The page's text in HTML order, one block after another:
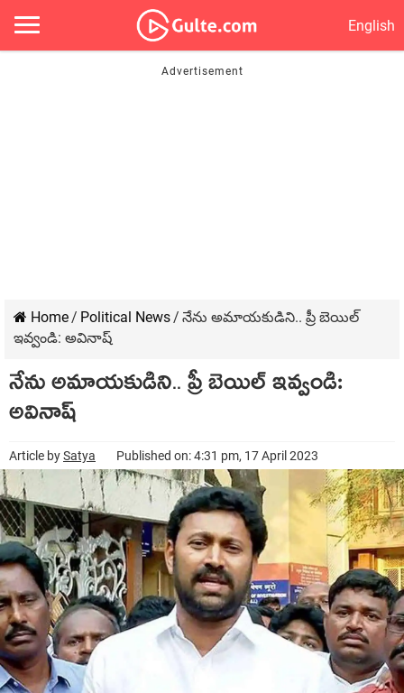
English
Home/ Political News/ నేను అమాయ‌కుడిని.. ప్రీ బెయిల్
ఇవ్వండి: అవినాష్
నేను అమాయ‌కుడిని.. ప్రీ బెయిల్ ఇవ్వండి:
అవినాష్
Article bySatya Published on: 4:31 pm, 17 April 2023